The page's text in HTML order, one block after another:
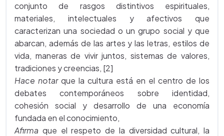
conjunto de rasgos distintivos espirituales,
materiales, intelectuales y afectivos que
caracterizan una sociedad o un grupo social y que
abarcan, además de las artes y las letras, estilos de
vida, maneras de vivir juntos, sistemas de valores,
tradiciones y creencias, [2]
Hace notarque la cultura está en el centro de los
debates contemporáneos sobre identidad,
cohesión social y desarrollo de una economía
fundada en el conocimiento,
Afirma que el respeto de la diversidad cultural, la